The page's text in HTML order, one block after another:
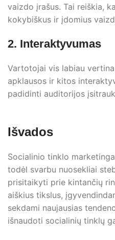
vaizdo įrašus. Tai reiškia,
kokybiškus ir įdomius
2. Interaktyvumas
Vartotojai vis labiau
apklausos ir kitos
padidinti auditorijos
Išvados
Socialinio tinklo
todėl svarbu nuosekliai
prisitaikyti prie kintančių
aiškius tikslus,
sekdami naujausias
išnaudoti socialinių tinklų